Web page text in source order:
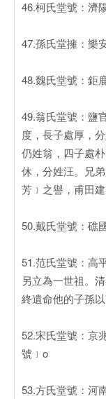
46.柯氏堂號：濟
47.孫氏堂擁：樂
48.魏氏堂號：鉅
49.翁氏堂號：鹽
度，長子處厚，
仍姓翁，四子處
休，分姓汪。兄
芳﹞之譽，甫田
50.戴氏堂號：礁
51.范氏堂號：高
另立為一世祖。
終遺命他的子孫以
52.宋氏堂號：京
號﹞o
53.方氏堂號：河